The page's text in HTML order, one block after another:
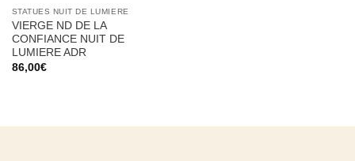
STATUES NUIT DE LUMIERE
VIERGE ND DE LA
CONFIANCE NUIT DE
LUMIERE ADR
86,00€